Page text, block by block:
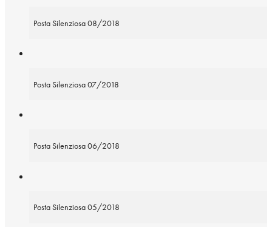
Posta Silenziosa 08/2018
Posta Silenziosa 07/2018
Posta Silenziosa 06/2018
Posta Silenziosa 05/2018